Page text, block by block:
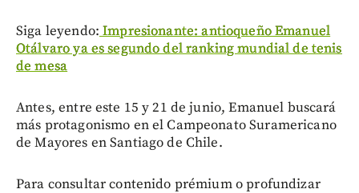
Siga leyendo: Impresionante: antioqueño Emanuel
Otálvaro ya es segundo del ranking mundial de tenis
de mesa
Antes, entre este 15 y 21 de junio, Emanuel buscará
más protagonismo en el Campeonato Suramericano
de Mayores en Santiago de Chile.
Para consultar contenido prémium o profundizar